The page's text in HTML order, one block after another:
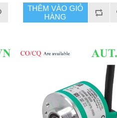
THÊM VÀO GIỎ
HÀNG